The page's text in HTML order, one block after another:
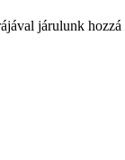
járulunk